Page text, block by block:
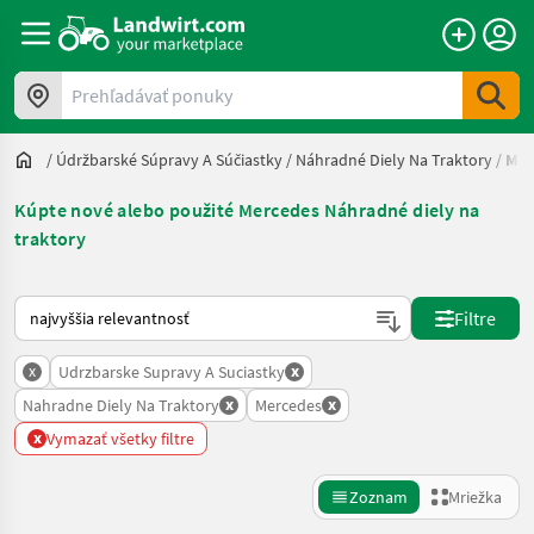
Prehľadávať ponuky
/ Údržbarské Súpravy A Súčiastky / Náhradné Diely Na Traktory /
Kúpte nové alebo použité Mercedes Náhradné diely na
traktory
Takto sa vykonáva triedenie na Landwirt.com
Filtre
x Udrzbarske Supravy A Suciastky x
Nahradne Diely Na Traktory x Mercedes x
x Vymazať všetky filtre
Zoznam Mriežka